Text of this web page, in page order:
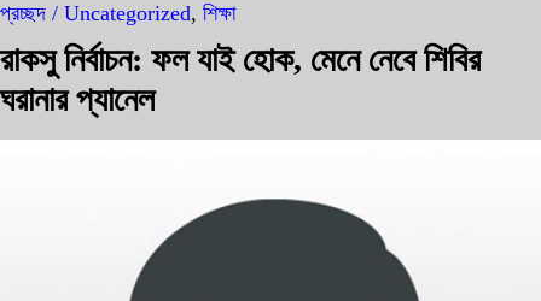
প্রচ্ছদ / Uncategorized, শিক্ষা
রাকসু নির্বাচন: ফল যাই হোক, মেনে নেবে শিবির
ঘরানার প্যানেল